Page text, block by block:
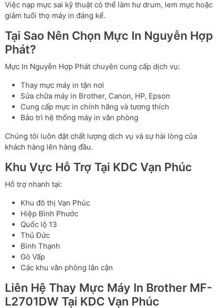
Việc nạp mực sai kỹ thuật có thể làm hư drum, lem mực hoặc
giảm tuổi thọ máy in đáng kể.
Tại Sao Nên Chọn Mực In Nguyễn Hợp
Phát?
Mực In Nguyễn Hợp Phát chuyên cung cấp dịch vụ:
Thay mực máy in tận nơi
Sửa chữa máy in Brother, Canon, HP, Epson
Cung cấp mực in chính hãng và tương thích
Bảo trì hệ thống máy in văn phòng
Chúng tôi luôn đặt chất lượng dịch vụ và sự hài lòng của
khách hàng lên hàng đầu.
Khu Vực Hỗ Trợ Tại KDC Vạn Phúc
Hỗ trợ nhanh tại:
Khu đô thị Vạn Phúc
Hiệp Bình Phước
Quốc lộ 13
Thủ Đức
Bình Thạnh
Gò Vấp
Các khu văn phòng lân cận
Liên Hệ Thay Mực Máy In Brother MF-
L2701DW Tại KDC Vạn Phúc